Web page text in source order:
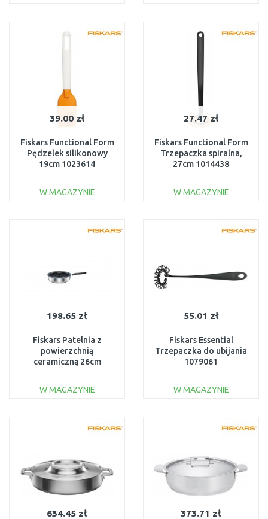
Do porównania Do porównania
39.00 zł
Fiskars Functional Form
Pędzelek silikonowy
19cm 1023614
W MAGAZYNIE
Do porównania
27.47 zł
Fiskars Functional Form
Trzepaczka spiralna,
27cm 1014438
W MAGAZYNIE
Do porównania
198.65 zł
Fiskars Patelnia z
powierzchnią
ceramiczną 26cm
W MAGAZYNIE
Do porównania
55.01 zł
Fiskars Essential
Trzepaczka do ubijania
1079061
W MAGAZYNIE
Do porównania
634.45 zł 373.71 zł